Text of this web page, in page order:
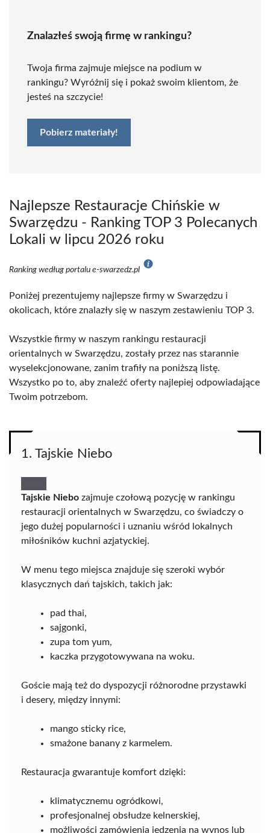
Znalazłeś swoją firmę w rankingu?
Twoja firma zajmuje miejsce na podium w
rankingu? Wyróżnij się i pokaż swoim klientom, że
jesteś na szczycie!
Pobierz materiały!
Najlepsze Restauracje Chińskie w
Swarzędzu - Ranking TOP 3 Polecanych
Lokali w lipcu 2026 roku
Ranking według portalu e-swarzedz.pl
Poniżej prezentujemy najlepsze firmy w Swarzędzu i
okolicach, które znalazły się w naszym zestawieniu TOP 3.
Wszystkie firmy w naszym rankingu restauracji
orientalnych w Swarzędzu, zostały przez nas starannie
wyselekcjonowane, zanim trafiły na poniższą listę.
Wszystko po to, aby znaleźć oferty najlepiej odpowiadające
Twoim potrzebom.
1. Tajskie Niebo
Tajskie Niebo zajmuje czołową pozycję w rankingu
restauracji orientalnych w Swarzędzu, co świadczy o
jego dużej popularności i uznaniu wśród lokalnych
miłośników kuchni azjatyckiej.
W menu tego miejsca znajduje się szeroki wybór
klasycznych dań tajskich, takich jak:
pad thai,
sajgonki,
zupa tom yum,
kaczka przygotowywana na woku.
Goście mają też do dyspozycji różnorodne przystawki
i desery, między innymi:
mango sticky rice,
smażone banany z karmelem.
Restauracja gwarantuje komfort dzięki:
klimatycznemu ogródkowi,
profesjonalnej obsłudze kelnerskiej,
możliwości zamówienia jedzenia na wynos lub